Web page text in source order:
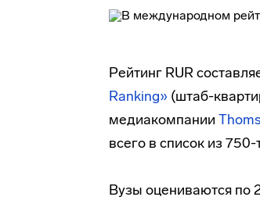
Рейтинг RUR
Ranking» (штаб-
медиакомпании
всего в список из
Вузы оцениваются по